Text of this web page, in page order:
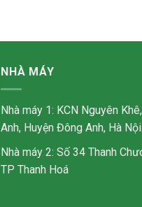
NHÀ MÁY
Nhà máy 1: KCN Nguyên
Anh, Huyện Đông Anh, Hà Nội.
Nhà máy 2: Số 34 Thanh
TP Thanh Hoá